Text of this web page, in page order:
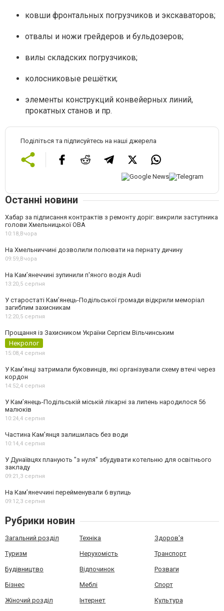
ковши фронтальных погрузчиков и экскаваторов;
отвалы и ножи грейдеров и бульдозеров;
вилы складских погрузчиков;
колосниковые решётки;
элементы конструкций конвейерных линий,
прокатных станов и пр.
Поділіться та підписуйтесь на наші джерела
Останні новини
Хабар за підписання контрактів з ремонту доріг: викрили заступника
голови Хмельницької ОВА
10:18,Вчора
На Хмельниччині дозволили полювати на пернату дичину
09:59,Вчора
На Камʼянеччині зупинили п'яного водія Audi
13:20,5 серпня
У старостаті Кам’янець-Подільської громади відкрили меморіал
загиблим захисникам
12:20,5 серпня
Прощання із Захисником України Сергієм Вільчинським
Некролог
15:08,4 серпня
У Кам’янці затримали буковинців, які організували схему втечі через
кордон
14:52,4 серпня
У Кам’янець-Подільській міській лікарні за липень народилося 56
малюків
10:24,4 серпня
Частина Кам'янця залишилась без води
10:14,4 серпня
У Дунаївцях планують "з нуля" збудувати котельню для освітнього
закладу
09:21,3 серпня
На Камʼянеччині перейменували 6 вулиць
09:12,3 серпня
Рубрики новин
Загальний розділ Техніка Здоров'я
Туризм Нерухомість Транспорт
Будівництво Відпочинок Розваги
Бізнес Меблі Спорт
Жіночий розділ Інтернет Культура